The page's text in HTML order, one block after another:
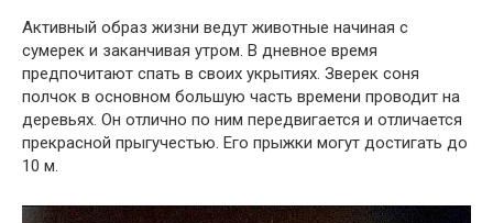
Активный образ жизни ведут животные начиная с
сумерек и заканчивая утром. В дневное время
предпочитают спать в своих укрытиях. Зверек соня
полчок в основном большую часть времени проводит на
деревьях. Он отлично по ним передвигается и отличается
прекрасной прыгучестью. Его прыжки могут достигать до
10 м.